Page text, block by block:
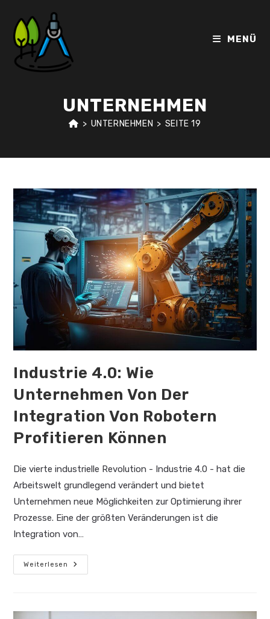
Inhalt
springen
MENÜ
UNTERNEHMEN
> UNTERNEHMEN > SEITE 19
Industrie 4.0: Wie
Unternehmen Von Der
Integration Von Robotern
Profitieren Können
Die vierte industrielle Revolution - Industrie 4.0 - hat die
Arbeitswelt grundlegend verändert und bietet
Unternehmen neue Möglichkeiten zur Optimierung ihrer
Prozesse. Eine der größten Veränderungen ist die
Integration von…
Weiterlesen
Industrie
4.0: